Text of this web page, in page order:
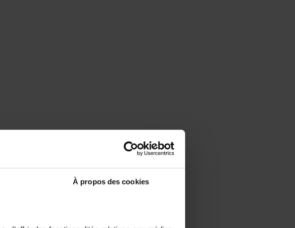
À propos des cookies